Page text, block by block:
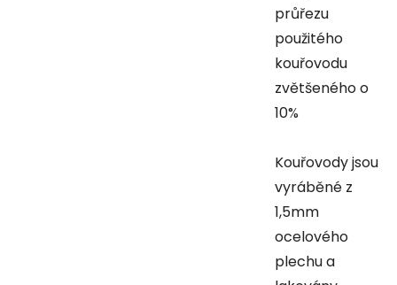
průřezu
použitého
kouřovodu
zvětšeného o
10%
Kouřovody jsou
vyráběné z
1,5mm
ocelového
plechu a